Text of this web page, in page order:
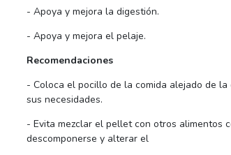
- Apoya y mejora la digestión.
- Apoya y mejora el pelaje.
Recomendaciones
- Coloca el pocillo de la comida alejado de
sus necesidades.
- Evita mezclar el pellet con otros alimentos
descomponerse y alterar el